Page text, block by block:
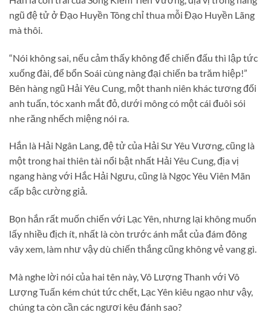
ngũ đệ tử ở Đạo Huyền Tông chỉ thua mỗi Đạo Huyền Lãng
mà thôi.
“Nói không sai, nếu cảm thấy không để chiến đấu thì lập tức
xuống đài, để bổn Soái cùng nàng đại chiến ba trăm hiệp!”
Bên hàng ngũ Hải Yêu Cung, một thanh niên khác tương đối
anh tuấn, tóc xanh mắt đỏ, dưới mông có một cái đuôi sói
nhe răng nhếch miệng nói ra.
Hắn là Hải Ngân Lang, đệ tử của Hải Sư Yêu Vương, cũng là
một trong hai thiên tài nổi bật nhất Hải Yêu Cung, địa vị
ngang hàng với Hắc Hải Ngưu, cũng là Ngọc Yêu Viên Mãn
cấp bậc cường giả.
Bọn hắn rất muốn chiến với Lạc Yên, nhưng lại không muốn
lấy nhiều địch ít, nhất là còn trước ánh mắt của đám đông
vây xem, làm như vậy dù chiến thắng cũng không vẻ vang gì.
Mà nghe lời nói của hai tên này, Vô Lượng Thanh với Vô
Lượng Tuấn kém chút tức chết, Lạc Yên kiêu ngạo như vậy,
chúng ta còn cần các ngươi kêu đánh sao?